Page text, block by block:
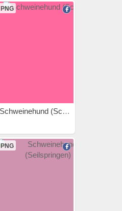
PNG
Schweinehund (Schuhe)
PNG